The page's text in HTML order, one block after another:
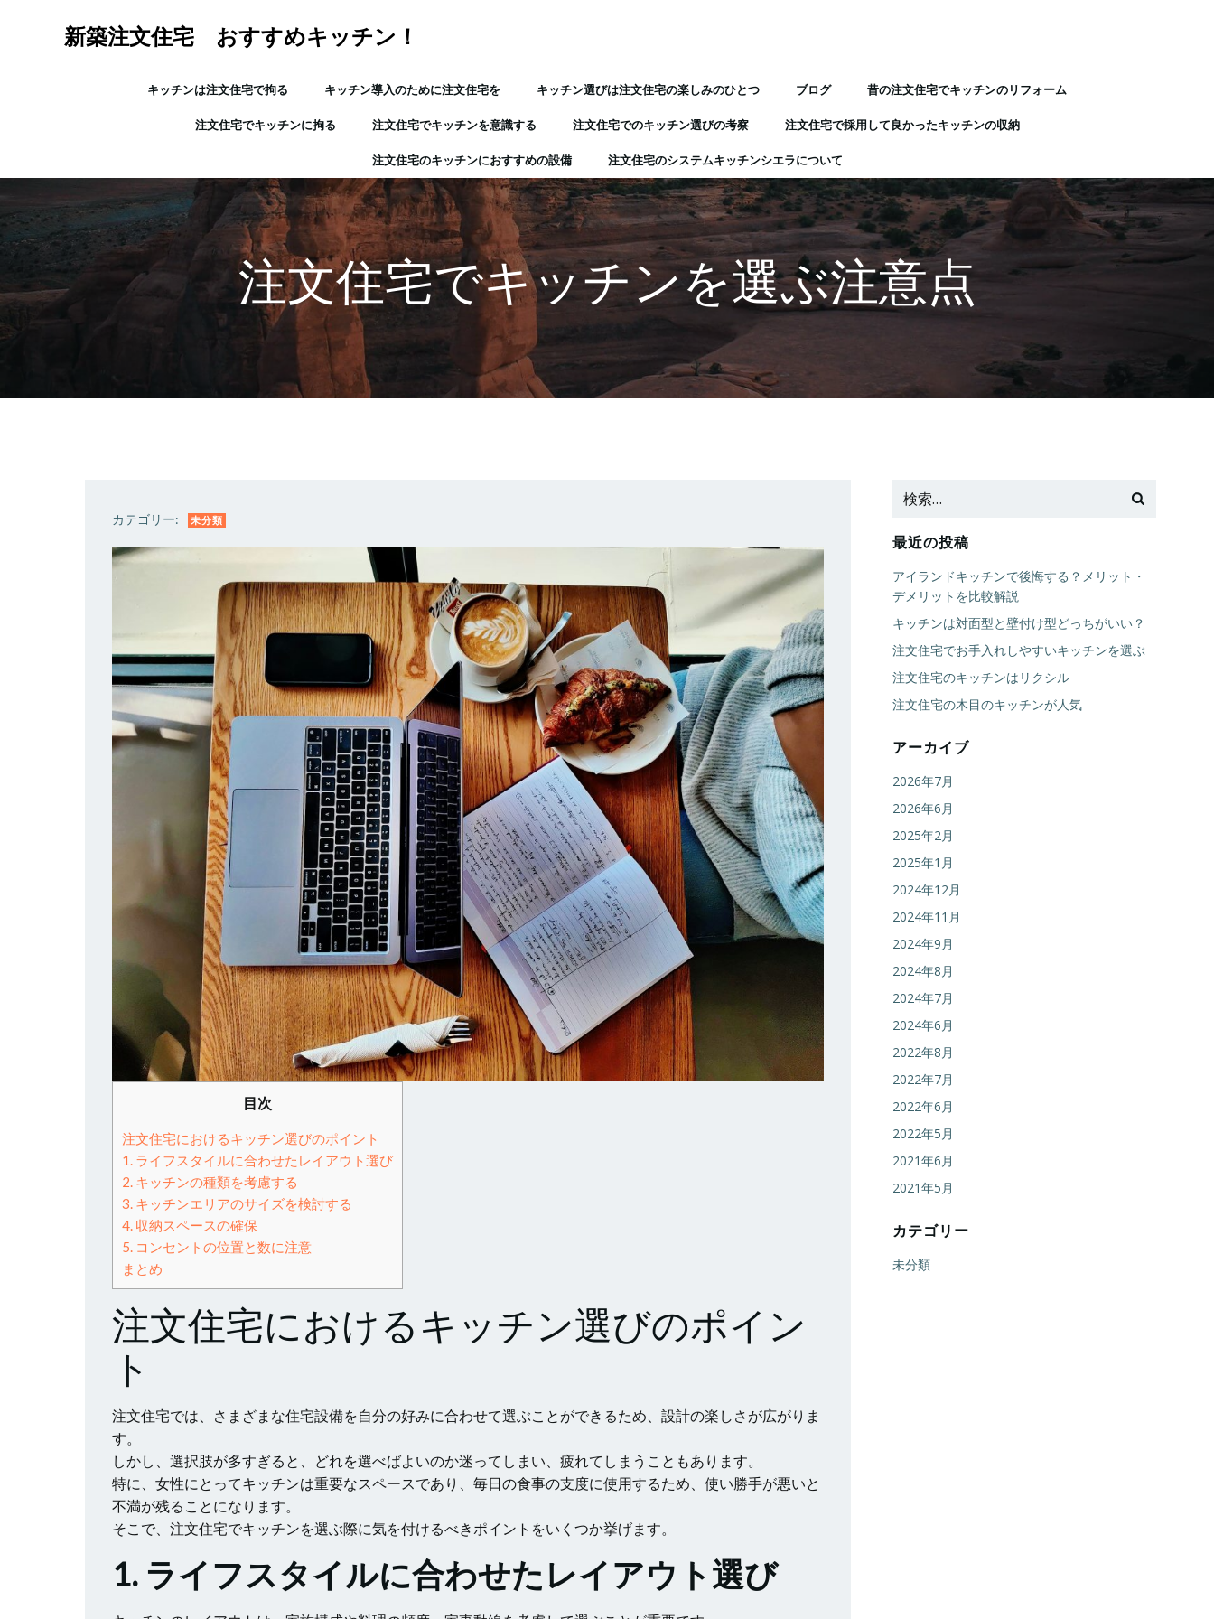
ッ
新築注文住宅 おすすめキッチン！
キッチンは注文住宅で拘る キッチン導入のために注文住宅を キッチン選びは注文住宅の楽しみのひとつ ブログ 昔の注文住宅でキッチンのリフォーム
注文住宅でキッチンに拘る 注文住宅でキッチンを意識する 注文住宅でのキッチン選びの考察 注文住宅で採用して良かったキッチンの収納
注文住宅のキッチンにおすすめの設備 注文住宅のシステムキッチンシエラについて
注文住宅でキッチンを選ぶ注意点
カテゴリー: 未分類
目次
注文住宅におけるキッチン選びのポイント
1. ライフスタイルに合わせたレイアウト選び
2. キッチンの種類を考慮する
3. キッチンエリアのサイズを検討する
4. 収納スペースの確保
5. コンセントの位置と数に注意
まとめ
注文住宅におけるキッチン選びのポイン
ト
注文住宅では、さまざまな住宅設備を自分の好みに合わせて選ぶことができるため、設計の楽しさが広がりま
す。
しかし、選択肢が多すぎると、どれを選べばよいのか迷ってしまい、疲れてしまうこともあります。
特に、女性にとってキッチンは重要なスペースであり、毎日の食事の支度に使用するため、使い勝手が悪いと
不満が残ることになります。
そこで、注文住宅でキッチンを選ぶ際に気を付けるべきポイントをいくつか挙げます。
1. ライフスタイルに合わせたレイアウト選び
最近の投稿
アイランドキッチンで後悔する？メリット・
デメリットを比較解説
キッチンは対面型と壁付け型どっちがいい？
注文住宅でお手入れしやすいキッチンを選ぶ
注文住宅のキッチンはリクシル
注文住宅の木目のキッチンが人気
アーカイブ
2026年7月
2026年6月
2025年2月
2025年1月
2024年12月
2024年11月
2024年9月
2024年8月
2024年7月
2024年6月
2022年8月
2022年7月
2022年6月
2022年5月
2021年6月
2021年5月
カテゴリー
未分類